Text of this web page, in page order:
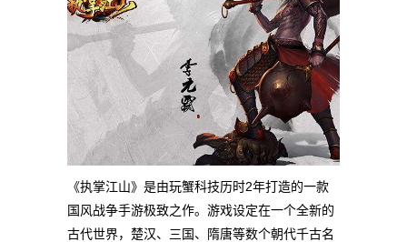
《执掌江山》是由玩蟹科技历时2年打造的一款
国风战争手游极致之作。游戏设定在一个全新的
古代世界，楚汉、三国、隋唐等数个朝代千古名